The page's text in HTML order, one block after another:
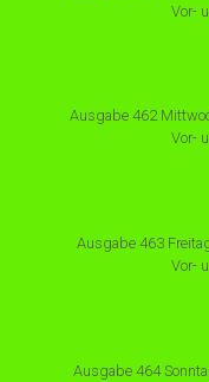
Vor-
Ausgabe 462
Vor-
Ausgabe 463
Vor-
Ausgabe 464